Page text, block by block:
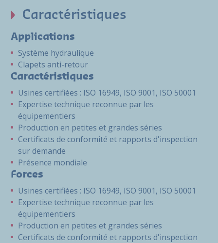
Caractéristiques
Applications
Système hydraulique
Clapets anti-retour
Caractéristiques
Usines certifiées : ISO 16949, ISO 9001, ISO 50001
Expertise technique reconnue par les
équipementiers
Production en petites et grandes séries
Certificats de conformité et rapports d'inspection
sur demande
Présence mondiale
Forces
Usines certifiées : ISO 16949, ISO 9001, ISO 50001
Expertise technique reconnue par les
équipementiers
Production en petites et grandes séries
Certificats de conformité et rapports d'inspection